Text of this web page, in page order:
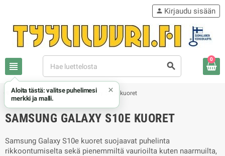
view_headline search
person Kirjaudu sisään
0
chevron_rightSamsung chevron_right Samsung Galaxy S10e kuoret
SAMSUNG GALAXY S10E KUORET
Samsung Galaxy S10e kuoret suojaavat puhelinta
rikkoontumiselta sekä pienemmiltä vaurioilta kuten naarmuilta,
Aloita tästä: valitse puhelimesi
merkki ja malli.
×